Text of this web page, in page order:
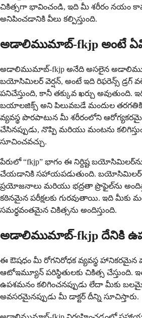
చికిత్సగా భావించండి, ఇది మీ శరీరం నయం
అనిపించడానికి వీలు కల్పిస్తుంది.
అడాలిముమాబ్-fkjp అంటే
అడాలిముమాబ్-fkjp అనేది అసలైన
బయోసిమిలర్ వెర్షన్, అంటే ఇది రిఫరెన్స్ డ్రగ్
పనిచేస్తుంది, కానీ తక్కువ ఖర్చు అవుతుంది.
బయాలజిక్స్ అని పిలువబడే మందుల
వ్యవస్థ పొరపాటున మీ శరీరంలోని
చేసినప్పుడు, నొప్పి మరియు మంటను
సూచించవచ్చు.
పేరులో “fkjp” భాగం ఈ నిర్దిష్ట బయోసిమిలర్‌ను
చేయడానికి సహాయపడుతుంది.
ప్రయోజనాలు మరియు భద్రతా ప్రొఫైల్‌ను
కఠినమైన పరీక్షలకు గురవుతాయి. ఇది మీకు
సమర్థవంతమైన చికిత్సను అందిస్తుంది.
అడాలిముమాబ్-fkjp దేనికి
ఈ ఔషధం మీ రోగనిరోధక వ్యవస్థ హానికరమైన
ఆటోఇమ్యూన్ పరిస్థితులకు చికిత్స చేస్తుంది.
ఉపశమనం కలిగించనప్పుడు లేదా మీకు
అవసరమైనప్పుడు మీ డాక్టర్ దీన్ని సూచిస్తారు.